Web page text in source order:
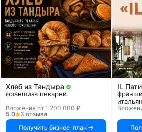
Хлеб из Тандыра
франшиза пекарни
Вложения от 1 200 000 ₽
5.0
3 отзыва
Получить бизнес-план
IL